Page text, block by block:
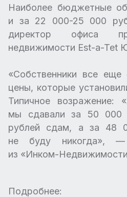
Наиболее бюджетные
и за 22 000-25 000
директор офиса
недвижимости Est-a-Tet
«Собственники все
цены, которые
Типичное
мы сдавали за 50 000
рублей сдам, а за 48
не буду никогда», —
из «Инком-
Подробнее: